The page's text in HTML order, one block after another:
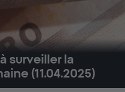
surveiller la
(11.04.2025)